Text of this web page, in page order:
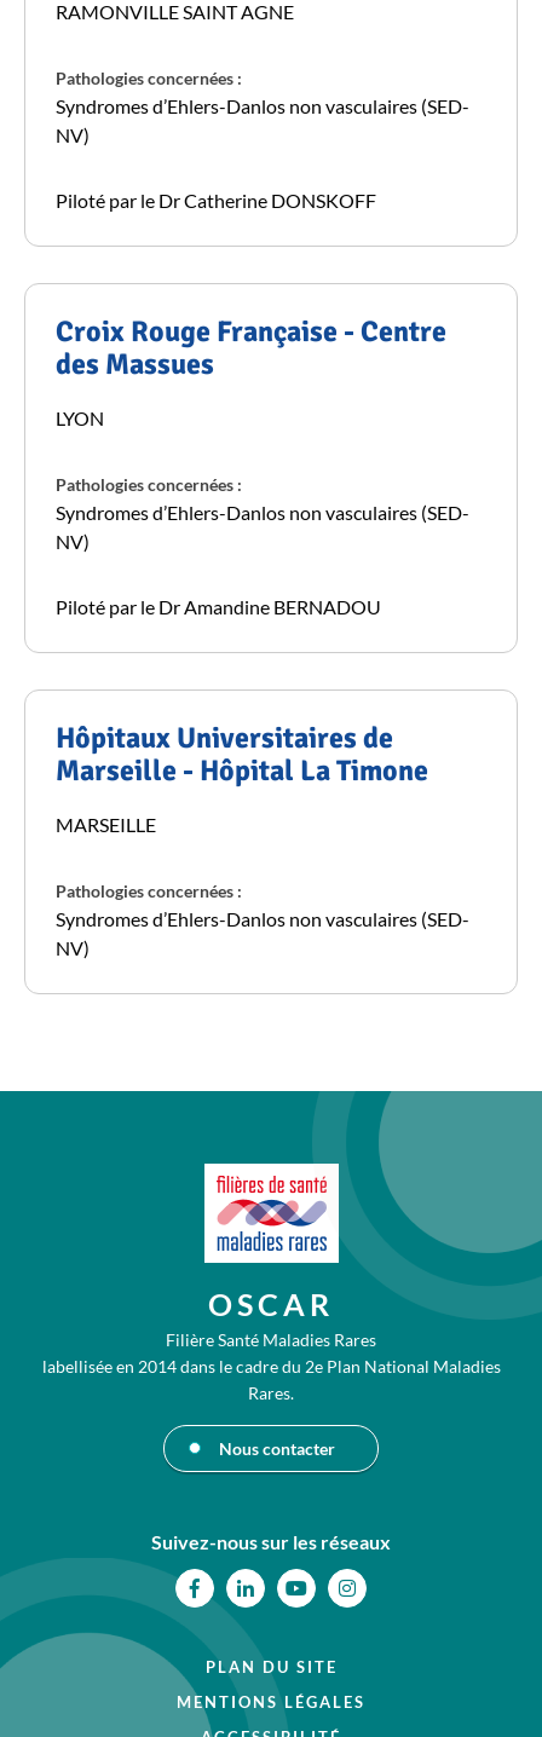
RAMONVILLE SAINT AGNE
Pathologies concernées :
Syndromes d’Ehlers-Danlos non vasculaires (SED-
NV)
Piloté par le Dr Catherine DONSKOFF
Croix Rouge Française - Centre
des Massues
LYON
Pathologies concernées :
Syndromes d’Ehlers-Danlos non vasculaires (SED-
NV)
Piloté par le Dr Amandine BERNADOU
Hôpitaux Universitaires de
Marseille - Hôpital La Timone
MARSEILLE
Pathologies concernées :
Syndromes d’Ehlers-Danlos non vasculaires (SED-
NV)
OSCAR
Filière Santé Maladies Rares
labellisée en 2014 dans le cadre du 2e Plan National Maladies
Rares.
Nous contacter
Suivez-nous sur les réseaux
FacebookLinkedin
PLAN DU SITE
MENTIONS LÉGALES